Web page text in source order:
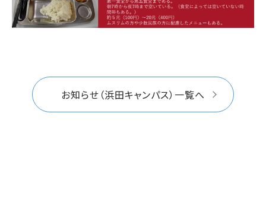
お知らせ（浜田キャンパス）一覧へ